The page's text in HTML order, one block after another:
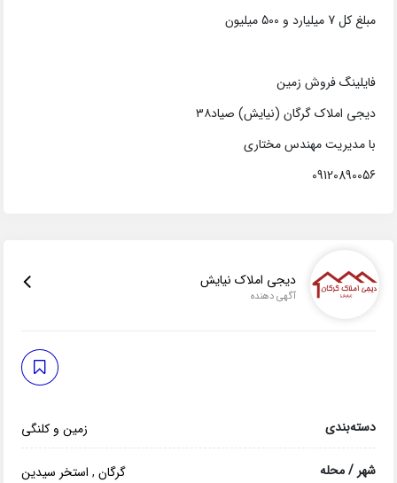
مبلغ کل 7 میلیارد و 500 میلیون
فایلینگ فروش زمین
دیجی املاک گرگان (نیایش) صیاد۳۸
با مدیریت مهندس مختاری
09120890056
دیجی املاک نیایش
آگهی دهنده
دسته‌بندی زمین و کلنگی
شهر / محله گرگان, استخر سیدین